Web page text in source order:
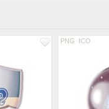
PNG ICO